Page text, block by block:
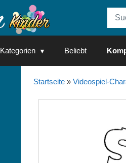
Kategorien Beliebt
Startseite» Videospiel-